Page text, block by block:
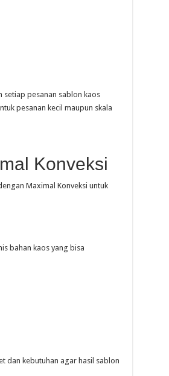
setiap pesanan sablon kaos
pesanan kecil maupun skala
Konveksi
Maximal Konveksi untuk
bahan kaos yang bisa
dan kebutuhan agar hasil sablon